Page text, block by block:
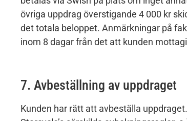
övriga uppdrag överstigande 4 000 kr
det totala beloppet. Anmärkningar på
inom 8 dagar från det att kunden
7. Avbeställning av uppdraget
Kunden har rätt att avbeställa